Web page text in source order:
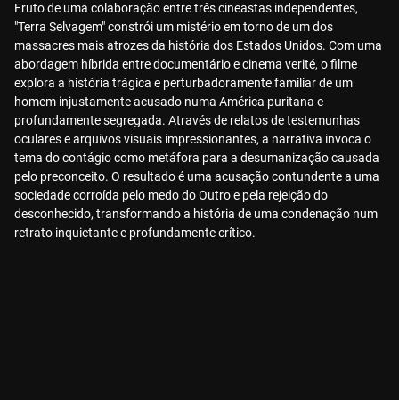
Fruto de uma colaboração entre três cineastas independentes,
"Terra Selvagem" constrói um mistério em torno de um dos
massacres mais atrozes da história dos Estados Unidos. Com uma
abordagem híbrida entre documentário e cinema verité, o filme
explora a história trágica e perturbadoramente familiar de um
homem injustamente acusado numa América puritana e
profundamente segregada. Através de relatos de testemunhas
oculares e arquivos visuais impressionantes, a narrativa invoca o
tema do contágio como metáfora para a desumanização causada
pelo preconceito. O resultado é uma acusação contundente a uma
sociedade corroída pelo medo do Outro e pela rejeição do
desconhecido, transformando a história de uma condenação num
retrato inquietante e profundamente crítico.